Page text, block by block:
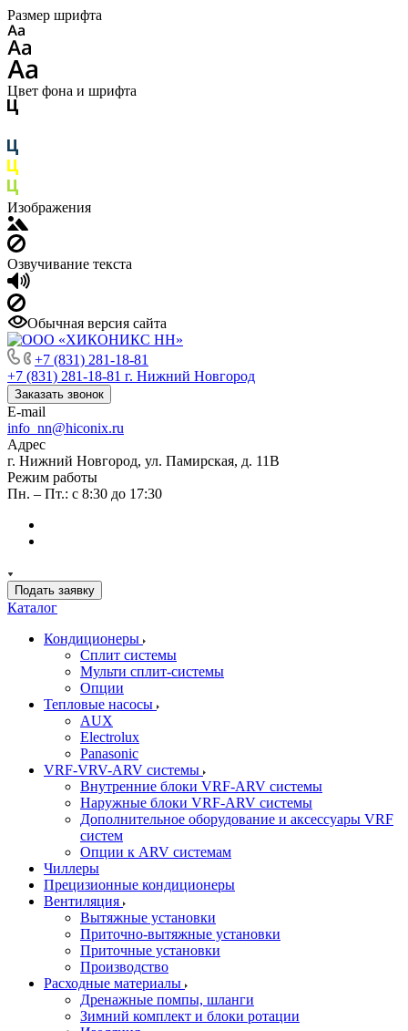
Размер шрифта
Цвет фона и шрифта
Изображения
Озвучивание текста
Обычная версия сайта
+7 (831) 281-18-81
+7 (831) 281-18-81 г. Нижний Новгород
Заказать звонок
E-mail
info_nn@hiconix.ru
Адрес
г. Нижний Новгород, ул. Памирская, д. 11В
Режим работы
Пн. – Пт.: с 8:30 до 17:30
Подать заявку
Каталог
Кондиционеры
Сплит системы
Мульти сплит-системы
Опции
Тепловые насосы
AUX
Electrolux
Panasonic
VRF-VRV-ARV системы
Внутренние блоки VRF-ARV системы
Наружные блоки VRF-ARV системы
Дополнительное оборудование и аксессуары VRF
систем
Опции к ARV системам
Чиллеры
Прецизионные кондиционеры
Вентиляция
Вытяжные установки
Приточно-вытяжные установки
Приточные установки
Производство
Расходные материалы
Дренажные помпы, шланги
Зимний комплект и блоки ротации